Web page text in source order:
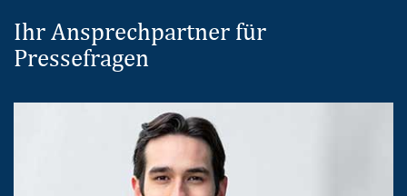
Ihr Ansprechpartner für
Pressefragen